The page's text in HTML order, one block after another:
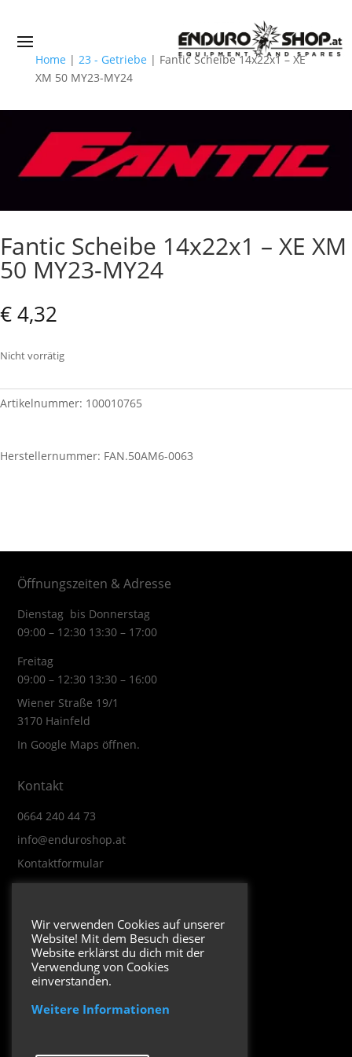
Home | 23 - Getriebe | Fantic Scheibe 14x22x1 – XE
XM 50 MY23-MY24
Fantic Scheibe 14x22x1 – XE XM
50 MY23-MY24
€4,32
Nicht vorrätig
Artikelnummer: 100010765
Herstellernummer: FAN.50AM6-0063
Öffnungszeiten & Adresse
Dienstag bis Donnerstag
09:00 – 12:30 13:30 – 17:00
Freitag
09:00 – 12:30 13:30 – 16:00
Wiener Straße 19/1
3170 Hainfeld
In Google Maps öffnen.
Kontakt
0664 240 44 73
info@enduroshop.at
Kontaktformular
Impressum
Datenschutzerklärung
Folge uns
Wir verwenden Cookies auf unserer
Website! Mit dem Besuch dieser
Website erklärst du dich mit der
Verwendung von Cookies
einverstanden.
Weitere Informationen